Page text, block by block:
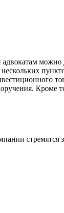
можно
Кроме